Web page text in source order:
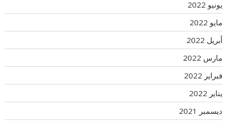
يونيو 2022
مايو 2022
أبريل 2022
مارس 2022
فبراير 2022
يناير 2022
ديسمبر 2021